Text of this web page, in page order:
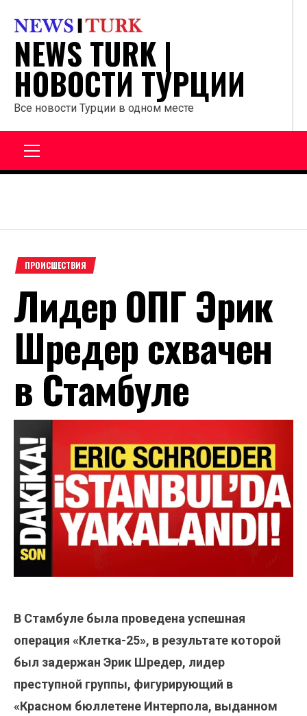
содержанию
NEWS TURK |
НОВОСТИ ТУРЦИИ
Все новости Турции в одном месте
ПРОИСШЕСТВИЯ
Лидер ОПГ Эрик
Шредер схвачен
в Стамбуле
В Стамбуле была проведена успешная
операция «Клетка-25», в результате которой
был задержан Эрик Шредер, лидер
преступной группы, фигурирующий в
«Красном бюллетене Интерпола, выданном